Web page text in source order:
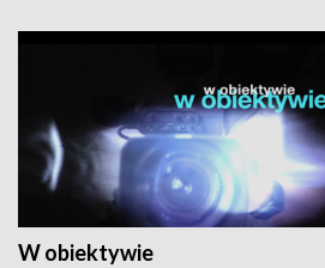
W obiektywie